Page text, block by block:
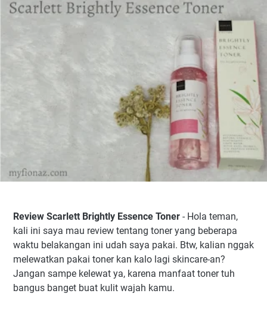
Review Scarlett Brightly Essence Toner - Hola teman,
kali ini saya mau review tentang toner yang beberapa
waktu belakangan ini udah saya pakai. Btw, kalian nggak
melewatkan pakai toner kan kalo lagi skincare-an?
Jangan sampe kelewat ya, karena manfaat toner tuh
bangus banget buat kulit wajah kamu.